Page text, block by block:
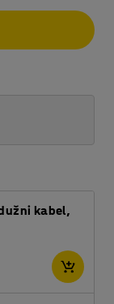
kabel,